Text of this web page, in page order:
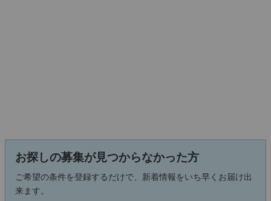
お探しの募集が見つからなかった方
ご希望の条件を登録するだけで、新着情報をいち早くお届け出
来ます。